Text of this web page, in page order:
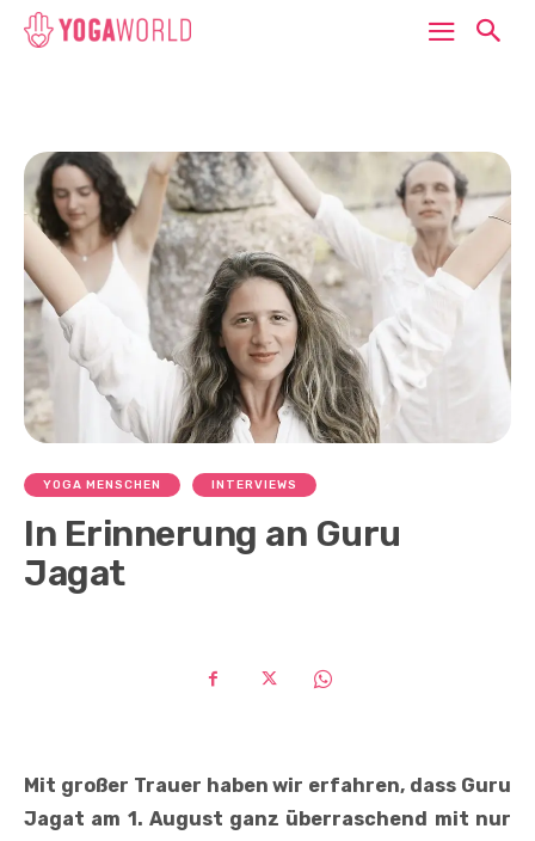
YOGA MENSCHEN INTERVIEWS
In Erinnerung an Guru
Jagat
Mit großer Trauer haben wir erfahren, dass Guru
Jagat am 1. August ganz überraschend mit nur